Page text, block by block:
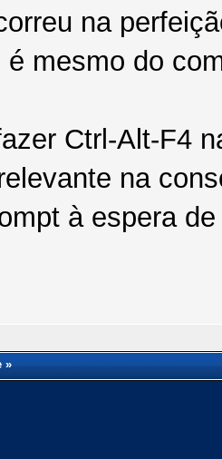
na
é mesmo do
Ctrl-Alt-F4
na
à espera
»